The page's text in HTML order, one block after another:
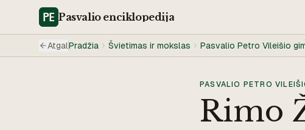
Pasvalioenciklopedija
AtgalPradžia Švietimas ir mokslas Pasvalio Petro Vileišio
PASVALIO PETRO
Rimo